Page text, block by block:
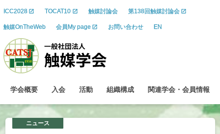
ICC2028 TOCAT10 触媒討論会 第138回触媒討論会
触媒OnTheWeb 会員My page お問い合わせ EN
学会概要 入会 活動 組織構成 関連学会 ・ 会員情報
ニュース